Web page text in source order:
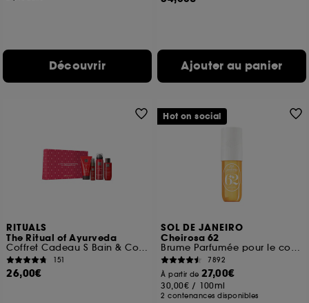
Découvrir Ajouter au panier
RITUALS
The Ritual of Ayurveda
Coffret Cadeau S Bain & Corps
151
26,00€
SOL DE JANEIRO
Cheirosa 62
Brume Parfumée pour le corps et les cheveux
7892
À partir de27,00€
30,00€ / 100ml
2 contenances disponibles
Hot on social